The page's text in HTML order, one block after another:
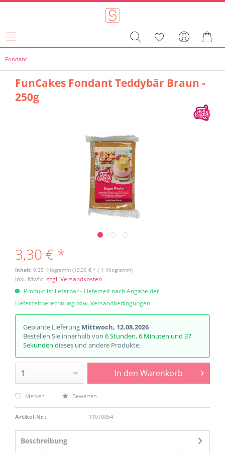
Fondant
FunCakes Fondant Teddybär Braun -
250g
3,30 € *
Inhalt: 0.25 Kilogramm (13,20 € * / 1 Kilogramm)
inkl. MwSt. zzgl. Versandkosten
Produkt ist lieferbar - Lieferzeit nach Angabe der
Lieferzeitberechnung bzw. Versandbedingungen
Geplante Lieferung Mittwoch, 12.08.2026
Bestellen Sie innerhalb von 6 Stunden, 6 Minuten und 37
Sekunden dieses und andere Produkte.
In den Warenkorb
Merken Bewerten
Artikel-Nr.: 11070054
Beschreibung